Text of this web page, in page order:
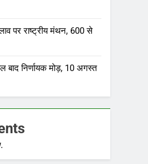
पर राष्ट्रीय मंथन, 600 से
बाद निर्णायक मोड़, 10 अगस्त